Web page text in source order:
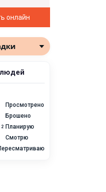
онлайн
людей
Просмотрено
Брошено
Планирую
2
Смотрю